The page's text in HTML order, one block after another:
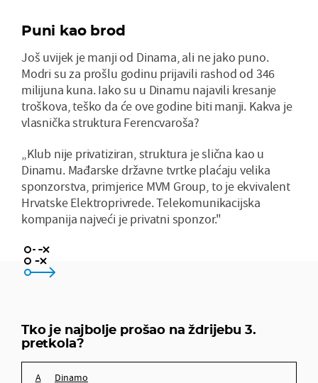
Puni kao brod
Još uvijek je manji od Dinama, ali ne jako puno.
Modri su za prošlu godinu prijavili rashod od 346
milijuna kuna. Iako su u Dinamu najavili kresanje
troškova, teško da će ove godine biti manji. Kakva je
vlasnička struktura Ferencvaroša?
„Klub nije privatiziran, struktura je slična kao u
Dinamu. Mađarske državne tvrtke plaćaju velika
sponzorstva, primjerice MVM Group, to je ekvivalent
Hrvatske Elektroprivrede. Telekomunikacijska
kompanija najveći je privatni sponzor."
Tko je najbolje prošao na ždrijebu 3.
pretkola?
Dinamo